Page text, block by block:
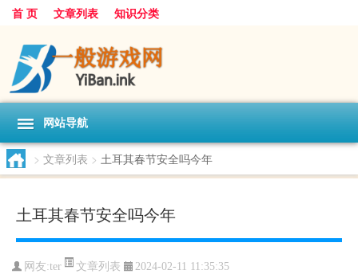
首 页 文章列表 知识分类
网站导航
> 文章列表 > 土耳其春节安全吗今年
土耳其春节安全吗今年
网友:ter 文章列表 2024-02-11 11:35:35